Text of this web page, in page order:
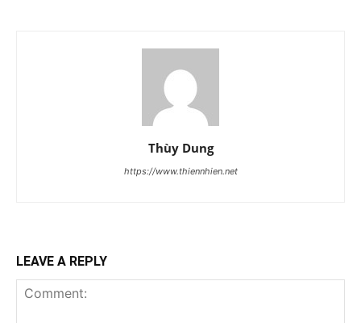
Thùy Dung
https://www.thiennhien.net
LEAVE A REPLY